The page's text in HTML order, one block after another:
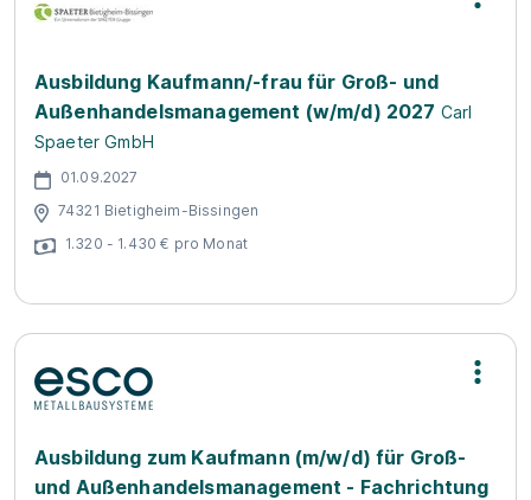
Ausbildung Kaufmann/-frau für Groß- und
Außenhandelsmanagement (w/m/d) 2027 Carl
Spaeter GmbH
01.09.2027
74321 Bietigheim-Bissingen
1.320 - 1.430 € pro Monat
Ausbildung zum Kaufmann (m/w/d) für Groß-
und Außenhandelsmanagement - Fachrichtung